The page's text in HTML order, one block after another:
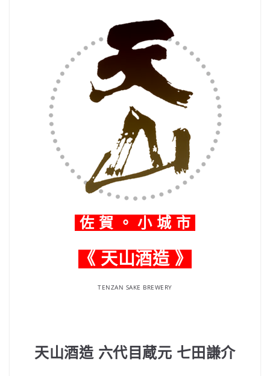
佐 賀 。 小 城 市
《 天山酒造 》
TENZAN SAKE BREWERY
天山酒造 六代目蔵元 七田謙介